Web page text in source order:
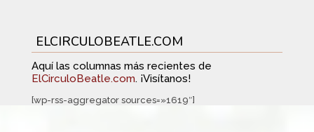
ELCIRCULOBEATLE.COM
Aquí las columnas más recientes de
ElCirculoBeatle.com. ¡Visítanos!
[wp-rss-aggregator sources=»1619″]